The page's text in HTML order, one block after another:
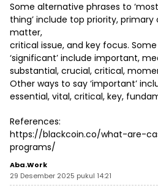
Some alternative phrases to
thing’ include top priority, primary
matter,
critical issue, and key focus.
‘significant’ include important,
substantial, crucial, critical,
Other ways to say ‘important’
essential, vital, critical, key,
References:
https://blackcoin.co/what-are-
programs/
Aba.work
29 Desember 2025 pukul 14:21